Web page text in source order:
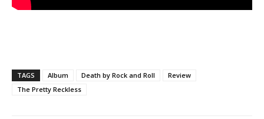
TAGS Album Death by Rock and Roll
Review
The Pretty Reckless